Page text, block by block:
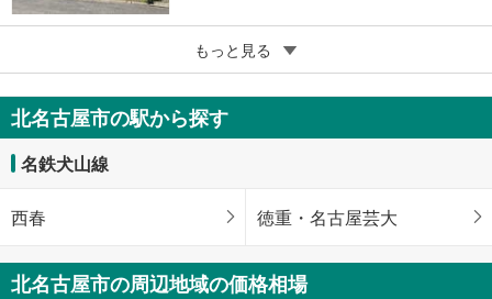
2,580万円
126.27m2～126.44m2
愛知県北名古屋市九之坪
もっと見る
北名古屋市の駅から探す
名鉄犬山線
西春 徳重・名古屋芸大
北名古屋市の周辺地域の価格相場